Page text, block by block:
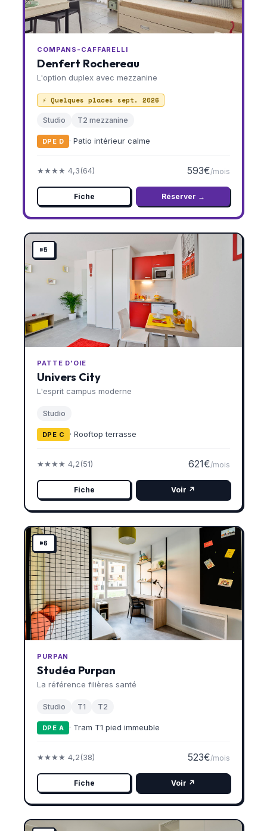
COMPANS-CAFFARELLI
Denfert Rochereau
L'option duplex avec mezzanine
⚡ Quelques places sept. 2026
Studio T2 mezzanine
DPE D · Patio intérieur calme
★★★★ 4,3(64) 593€/mois
Fiche Réserver →
#5
PATTE D'OIE
Univers City
L'esprit campus moderne
Studio
DPE C · Rooftop terrasse
★★★★ 4,2(51) 621€/mois
Fiche Voir ↗
#6
PURPAN
Studéa Purpan
La référence filières santé
Studio T1 T2
DPE A · Tram T1 pied immeuble
★★★★ 4,2(38) 523€/mois
Fiche Voir ↗